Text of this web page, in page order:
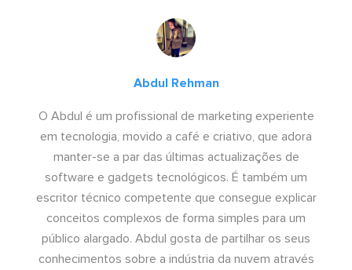
Abdul Rehman
O Abdul é um profissional de marketing experiente
em tecnologia, movido a café e criativo, que adora
manter-se a par das últimas actualizações de
software e gadgets tecnológicos. É também um
escritor técnico competente que consegue explicar
conceitos complexos de forma simples para um
público alargado. Abdul gosta de partilhar os seus
conhecimentos sobre a indústria da nuvem através